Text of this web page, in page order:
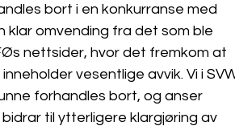
bort i en konkurranse med
klar omvending fra det som ble
nettsider, hvor det fremkom at
vesentlige avvik. Vi i
forhandles bort, og anser
til ytterligere klargjøring av